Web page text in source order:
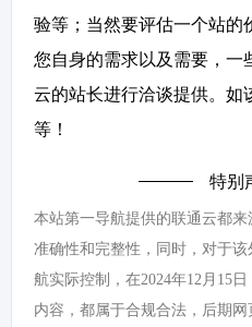
验等；当然要评估一个站的
您自身的需求以及需要，一
云的站长进行洽谈提供。如
等！
特别
本站第一导航提供的联通云都
准确性和完整性，同时，对于
航实际控制，在2024年12月15
内容，都属于合规合法，后期